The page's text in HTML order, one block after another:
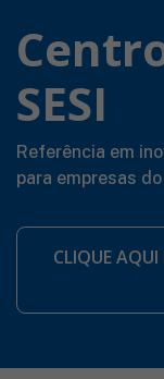
SESI
Referência em
para empresas do
CLIQUE AQUI E IMPULSIONE AINDA MAIS A